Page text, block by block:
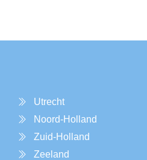
Utrecht
Noord-Holland
Zuid-Holland
Zeeland